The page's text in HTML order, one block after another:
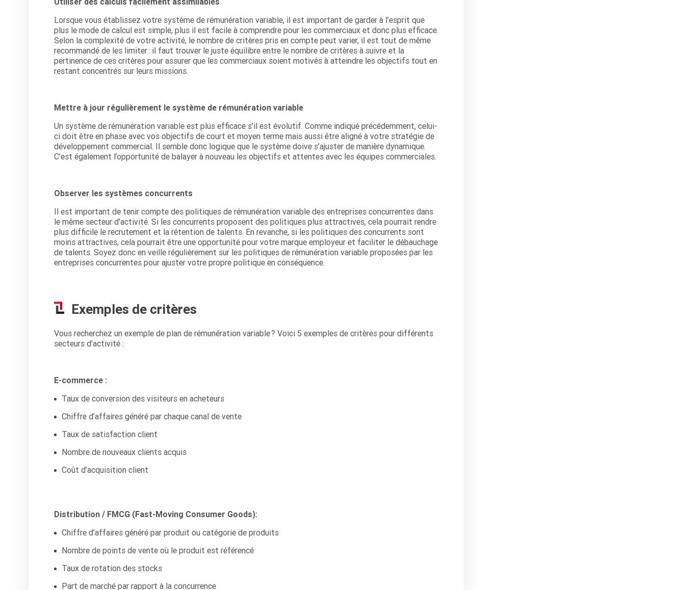
Lorsque vous établissez votre système de rémunération variable, il est important de garder à l’esprit que
plus le mode de calcul est simple, plus il est facile à comprendre pour les commerciaux et donc plus efficace.
Selon la complexité de votre activité, le nombre de critères pris en compte peut varier, il est tout de même
recommandé de les limiter : il faut trouver le juste équilibre entre le nombre de critères à suivre et la
pertinence de ces critères pour assurer que les commerciaux soient motivés à atteindre les objectifs tout en
restant concentrés sur leurs missions.
Mettre à jour régulièrement le système de rémunération variable
Un système de rémunération variable est plus efficace s’il est évolutif. Comme indiqué précédemment, celui-
ci doit être en phase avec vos objectifs de court et moyen terme mais aussi être aligné à votre stratégie de
développement commercial. Il semble donc logique que le système doive s’ajuster de manière dynamique.
C’est également l’opportunité de balayer à nouveau les objectifs et attentes avec les équipes commerciales.
Observer les systèmes concurrents
Il est important de tenir compte des politiques de rémunération variable des entreprises concurrentes dans
le même secteur d’activité. Si les concurrents proposent des politiques plus attractives, cela pourrait rendre
plus difficile le recrutement et la rétention de talents. En revanche, si les politiques des concurrents sont
moins attractives, cela pourrait être une opportunité pour votre marque employeur et faciliter le débauchage
de talents. Soyez donc en veille régulièrement sur les politiques de rémunération variable proposées par les
entreprises concurrentes pour ajuster votre propre politique en conséquence.
Exemples de critères
Vous recherchez un exemple de plan de rémunération variable ? Voici 5 exemples de critères pour différents
secteurs d’activité :
E-commerce :
Taux de conversion des visiteurs en acheteurs
Chiffre d’affaires généré par chaque canal de vente
Taux de satisfaction client
Nombre de nouveaux clients acquis
Coût d’acquisition client
Distribution / FMCG (Fast-Moving Consumer Goods):
Chiffre d’affaires généré par produit ou catégorie de produits
Nombre de points de vente où le produit est référencé
Taux de rotation des stocks
Part de marché par rapport à la concurrence